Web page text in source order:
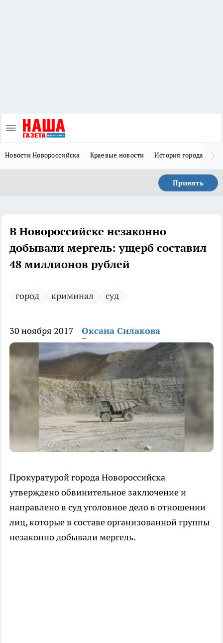
Новости Новороссийска Краевые новости История города Н
Принять
В Новороссийске незаконно
добывали мергель: ущерб составил
48 миллионов рублей
город криминал суд
30 ноября 2017 Оксана Силакова
Прокуратурой города Новороссийска
утверждено обвинительное заключение и
направлено в суд уголовное дело в отношении
лиц, которые в составе организованной группы
незаконно добывали мергель.